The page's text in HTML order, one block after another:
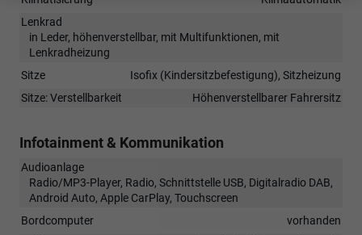
Lenkrad
in Leder, höhenverstellbar, mit Multifunktionen, mit
Lenkradheizung
Sitze
Isofix (Kindersitzbefestigung), Sitzheizung
Sitze: Verstellbarkeit
Höhenverstellbarer Fahrersitz
Infotainment & Kommunikation
Audioanlage
Radio/MP3-Player, Radio, Schnittstelle USB, Digitalradio DAB,
Android Auto, Apple CarPlay, Touchscreen
Bordcomputer
vorhanden